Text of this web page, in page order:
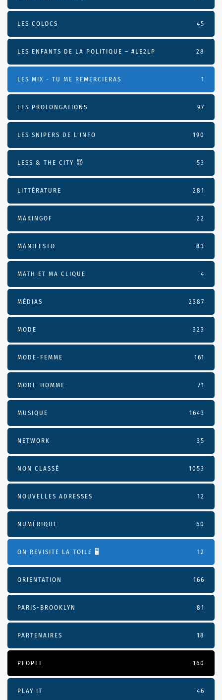
LES COLOCS 45
LES ENFANTS DE LA POLITIQUE – #LE2LP 28
LES MIX - TU ME REMERCIERAS 1
LES PROLONGATIONS 97
LES SNIPERS DE L’INFO 190
LESS & THE CITY 😈 53
LITTÉRATURE 281
MAKINGOF 22
MANIFESTO 83
MATH ET MA CLIQUE 4
MÉDIAS 2387
MODE 323
MODE-FEMME 161
MODE-HOMME 71
MUSIQUE 1643
NETWORK 35
NON CLASSÉ 1053
NOUVELLES ADRESSES 12
NUMÉRIQUE 60
ON REVISITE LA TOILE 🖥️ 12
ORIENTATION 166
PARIS-BROOKLYN 81
PARTENAIRES 18
PEOPLE 160
PLAY IT 46